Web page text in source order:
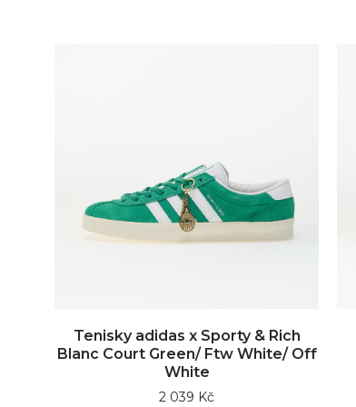
Tenisky adidas x Sporty & Rich
Blanc Court Green/ Ftw White/ Off
White
2 039 Kč